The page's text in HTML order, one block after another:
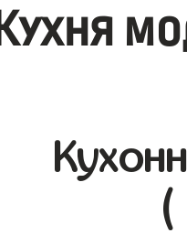
Кухня
(